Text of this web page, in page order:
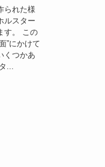
られた様
ルスター
す。 この
”にかけて
くつかあ
...